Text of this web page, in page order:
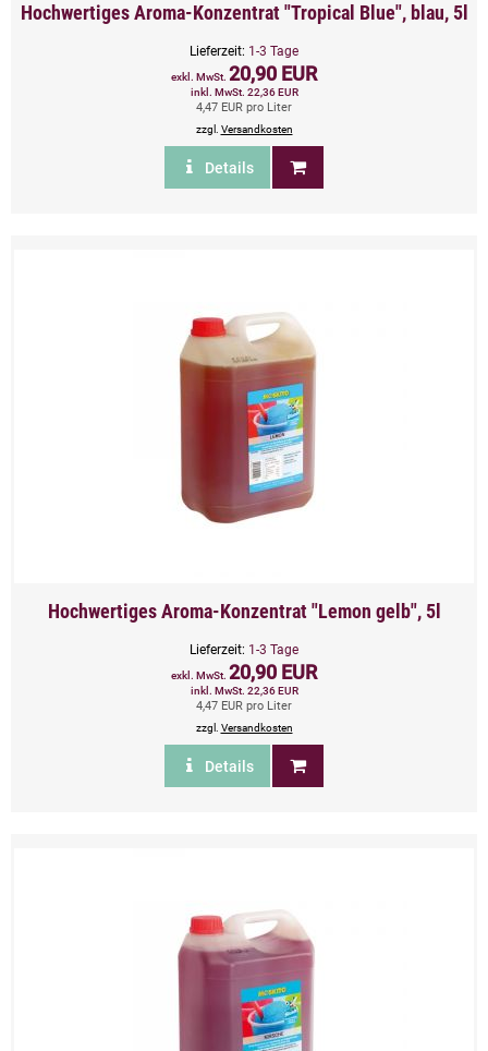
Hochwertiges Aroma-Konzentrat "Tropical Blue", blau, 5l
Lieferzeit: 1-3 Tage
exkl. MwSt. 20,90 EUR
inkl. MwSt. 22,36 EUR
4,47 EUR pro Liter
zzgl. Versandkosten
Details
Hochwertiges Aroma-Konzentrat "Lemon gelb", 5l
Lieferzeit: 1-3 Tage
exkl. MwSt. 20,90 EUR
inkl. MwSt. 22,36 EUR
4,47 EUR pro Liter
zzgl. Versandkosten
Details